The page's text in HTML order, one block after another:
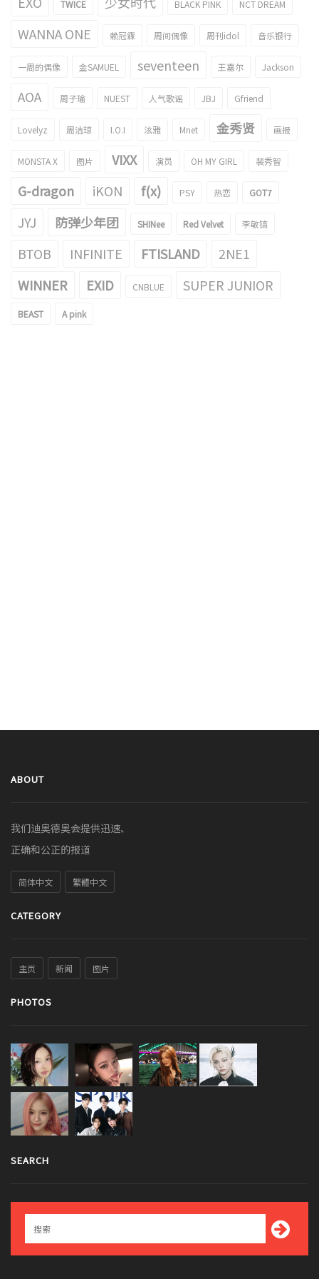
TWICE BLACK PINK NCT DREAM
WANNA ONE 赖冠霖 周间偶像 周刊idol 音乐银行
一周的偶像 金SAMUEL seventeen 王嘉尔 Jackson
AOA 周子瑜 NUEST 人气歌谣 JBJ Gfriend
Lovelyz 周洁琼 I.O.I 泫雅 Mnet 金秀贤 画报
MONSTA X 图片 VIXX 演员 OH MY GIRL 裴秀智
G-dragon iKON f(x) PSY 热恋 GOT7
JYJ 防弹少年团 SHINee Red Velvet 李敏镐
BTOB INFINITE FTISLAND
2NE1
WINNER
EXID CNBLUE SUPER JUNIOR
BEAST A pink
ABOUT
我们迪奥德奥会提供迅速、
正确和公正的报道
简体中文 繁體中文
CATEGORY
主页 新闻 图片
PHOTOS
SEARCH